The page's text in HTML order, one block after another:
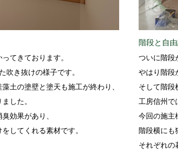
てきております。
吹き抜けの様子です。
土の塗壁と塗天も施工が終わり、
した。
効果があり、
してくれる素材です。
階段と自
ついに階段
やはり階段
そして階段
工房信州で
今回の施主
階段横にも
それぞれの